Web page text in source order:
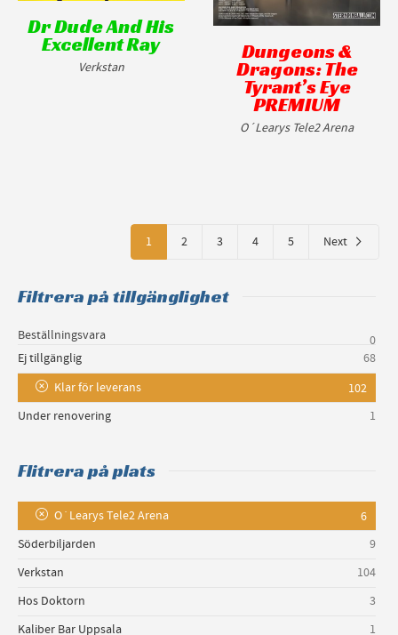
Dr Dude And His
Excellent Ray
Verkstan
Dungeons &
Dragons: The
Tyrant’s Eye
PREMIUM
O´Learys Tele2 Arena
1 2 3 4 5 Next
Filtrera på tillgänglighet
Beställningsvara
0
Ej tillgänglig
68
Klar för leverans
102
Under renovering
1
Flitrera på plats
O´Learys Tele2 Arena
6
Söderbiljarden
9
Verkstan
104
Hos Doktorn
3
Kaliber Bar Uppsala
1